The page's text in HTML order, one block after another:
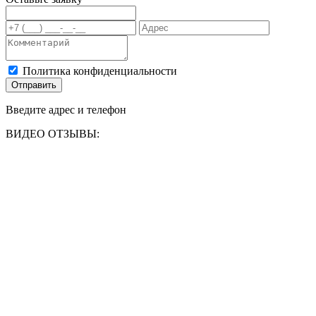
Политика конфиденциальности
Отправить
Введите адрес и телефон
ВИДЕО ОТЗЫВЫ: